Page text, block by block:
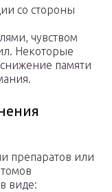
со стороны
чувством
Некоторые
памяти
препаратов или
виде: